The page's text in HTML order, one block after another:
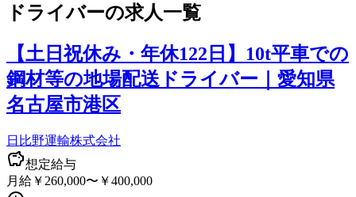
ドライバーの求人一覧
【土日祝休み・年休122日】10t平車での
鋼材等の地場配送ドライバー｜愛知県
名古屋市港区
日比野運輸株式会社
想定給与
月給￥260,000〜￥400,000